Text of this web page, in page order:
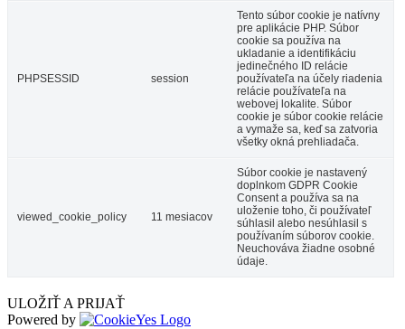
PHPSESSID session
Tento súbor cookie je natívny
pre aplikácie PHP. Súbor
cookie sa používa na
ukladanie a identifikáciu
jedinečného ID relácie
používateľa na účely riadenia
relácie používateľa na
webovej lokalite. Súbor
cookie je súbor cookie relácie
a vymaže sa, keď sa zatvoria
všetky okná prehliadača.
viewed_cookie_policy 11 mesiacov
Súbor cookie je nastavený
doplnkom GDPR Cookie
Consent a používa sa na
uloženie toho, či používateľ
súhlasil alebo nesúhlasil s
používaním súborov cookie.
Neuchováva žiadne osobné
údaje.
ULOŽIŤ A PRIJAŤ
Powered by